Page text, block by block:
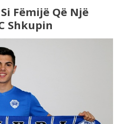
Fëmijë Që Një
Shkupin